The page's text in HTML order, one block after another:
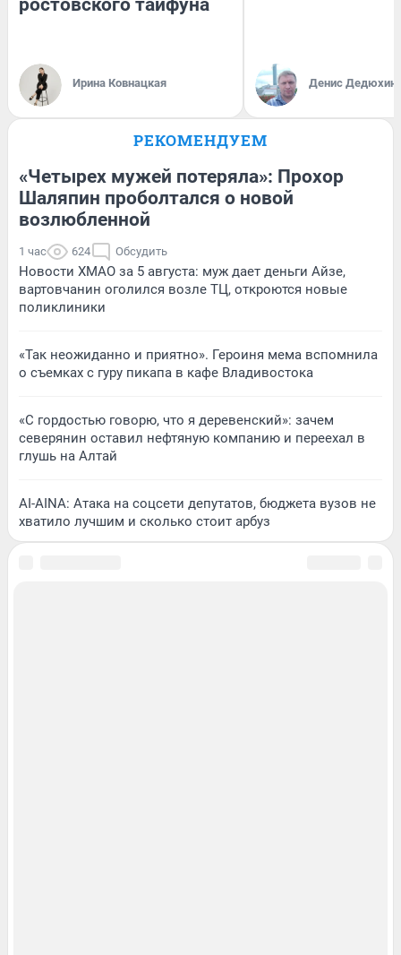
Ирина Ковнацкая Денис Дедюхин
РЕКОМЕНДУЕМ
«Четырех мужей потеряла»: Прохор
Шаляпин проболтался о новой
возлюбленной
1 час 624 Обсудить
Новости ХМАО за 5 августа: муж дает деньги Айзе,
вартовчанин оголился возле ТЦ, откроются новые
поликлиники
«Так неожиданно и приятно». Героиня мема вспомнила
о съемках с гуру пикапа в кафе Владивостока
«С гордостью говорю, что я деревенский»: зачем
северянин оставил нефтяную компанию и переехал в
глушь на Алтай
AI-AINA: Атака на соцсети депутатов, бюджета вузов не
хватило лучшим и сколько стоит арбуз